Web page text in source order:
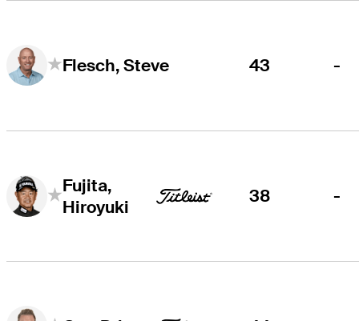
Flesch, Steve 43 -
Fujita,
Hiroyuki
38 -